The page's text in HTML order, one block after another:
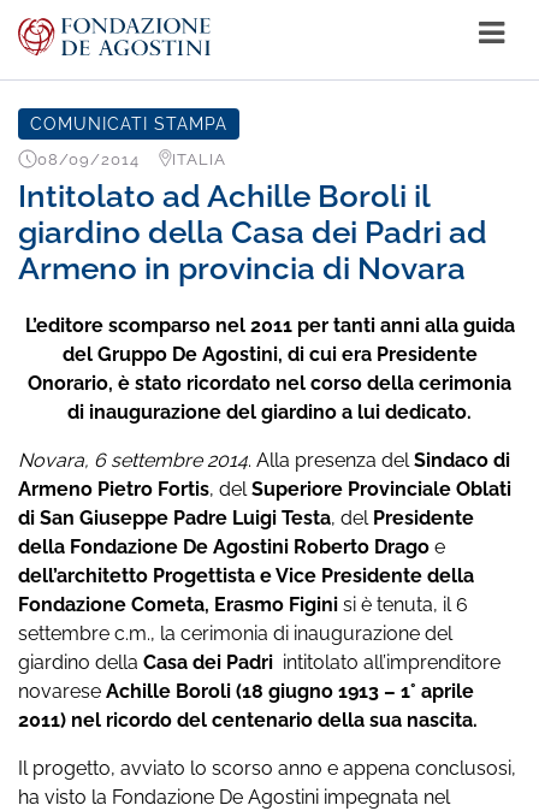
COMUNICATI STAMPA
08/09/2014 ITALIA
Intitolato ad Achille Boroli il
giardino della Casa dei Padri ad
Armeno in provincia di Novara
L’editore scomparso nel 2011 per tanti anni alla guida
del Gruppo De Agostini, di cui era Presidente
Onorario, è stato ricordato nel corso della cerimonia
di inaugurazione del giardino a lui dedicato.
Novara, 6 settembre 2014. Alla presenza delSindaco di
Armeno Pietro Fortis, delSuperiore Provinciale Oblati
di San Giuseppe Padre Luigi Testa, del Presidente
della Fondazione De Agostini Roberto Drago e
dell’architetto Progettista e Vice Presidente della
Fondazione Cometa, Erasmo Figini si è tenuta, il 6
settembre c.m., la cerimonia di inaugurazione del
giardino della Casa dei Padri intitolato all’imprenditore
novarese Achille Boroli (18 giugno 1913 – 1° aprile
2011) nel ricordo del centenario della sua nascita.
Il progetto, avviato lo scorso anno e appena conclusosi,
ha visto la Fondazione De Agostini impegnata nel